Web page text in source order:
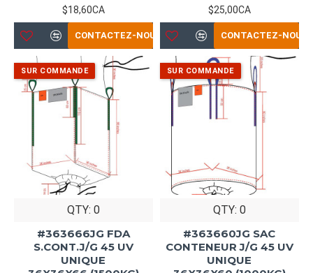
$18,60CA
CONTACTEZ-NOUS
$25,00CA
CONTACTEZ-NOUS
QTY: 0
#363666JG FDA
S.CONT.J/G 45 UV
UNIQUE
QTY: 0
#363660JG SAC
CONTENEUR J/G 45 UV
UNIQUE